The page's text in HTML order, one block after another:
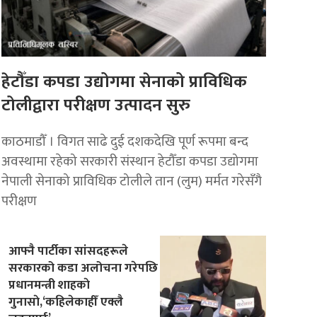
हेटौँडा कपडा उद्योगमा सेनाको प्राविधिक
टोलीद्वारा परीक्षण उत्पादन सुरु
काठमाडौँ । विगत साढे दुई दशकदेखि पूर्ण रूपमा बन्द
अवस्थामा रहेको सरकारी संस्थान हेटौँडा कपडा उद्योगमा
नेपाली सेनाको प्राविधिक टोलीले तान (लुम) मर्मत गरेसँगै
परीक्षण
आफ्नै पार्टीका सांसदहरूले
सरकारको कडा अलोचना गरेपछि
प्रधानमन्त्री शाहकाे
गुनासाे,‘कहिलेकाहीँ एक्लै